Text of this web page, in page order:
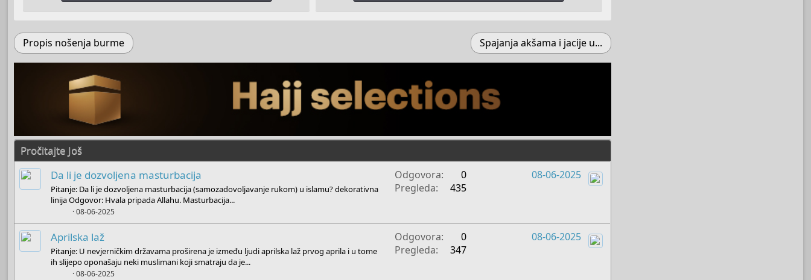
Propis nošenja burme Spajanja akšama i jacije u...
Pročitajte Još
Da li je dozvoljena masturbacija
Pitanje: Da li je dozvoljena masturbacija (samozadovoljavanje rukom) u islamu? dekorativna
linija Odgovor: Hvala pripada Allahu. Masturbacija...
08-06-2025
Odgovora
0
Pregleda
435
08-06-2025
Aprilska laž
Pitanje: U nevjerničkim državama proširena je između ljudi aprilska laž prvog aprila i u tome
ih slijepo oponašaju neki muslimani koji smatraju da je...
08-06-2025
Odgovora
0
Pregleda
347
08-06-2025